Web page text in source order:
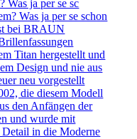
Was ja per se sc